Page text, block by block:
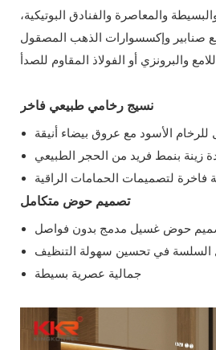
والمعاصرة والفنادق البوتيكية،
صنابير وإكسسوارات الذهب المصقول
نسيج رخامي طبيعي فاخر
الأسود مع عروق بيضاء أنيقة
زينة بنمط فريد من الحجر الطبيعي
فاخرة لتصميمات الحمامات الراقية
تصميم حوض متكامل
حوض غسيل مدمج بدون فواصل
السلسة في تحسين سهولة التنظيف
جمالية عصرية بسيطة